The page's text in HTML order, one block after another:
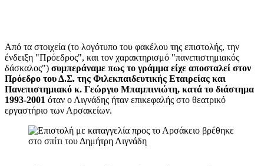
Από τα στοιχεία (το λογότυπο του φακέλου της επιστολής, την
ένδειξη "Πρόεδρος", και τον χαρακτηρισμό "πανεπιστημιακός
δάσκαλος") συμπεράναμε πως το γράμμα είχε αποσταλεί στον
Πρόεδρο του Δ.Σ. της Φιλεκπαιδευτικής Εταιρείας και
Πανεπιστημιακό κ. Γεώργιο Μπαμπινιώτη, κατά το διάστημα
1993-2001 όταν ο Λιγνάδης ήταν επικεφαλής στο θεατρικό
εργαστήριο των Αρσακείων.